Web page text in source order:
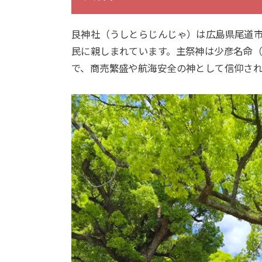
艮神社（うしとらじんじゃ）は広島県尾道
民に親しまれています。主祭神は少彦名命
で、商売繁盛や航海安全の神として信仰さ